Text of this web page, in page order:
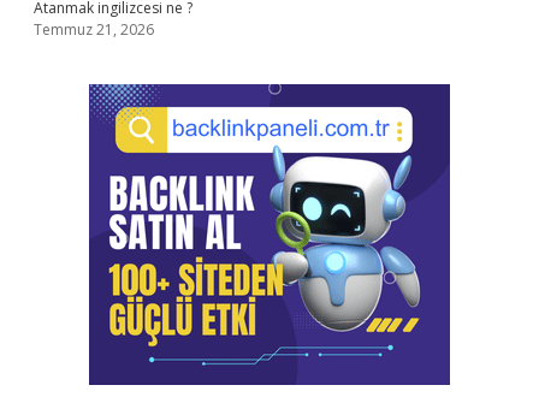
Atanmak ingilizcesi ne ?
Temmuz 21, 2026